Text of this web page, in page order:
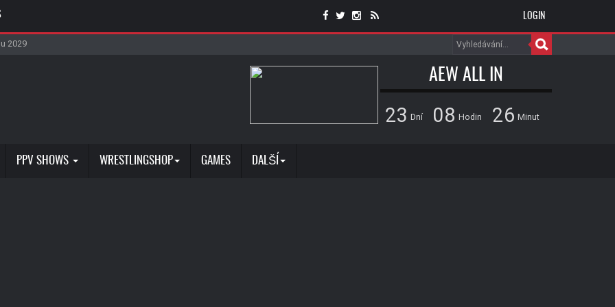
LOGIN
zápas na SummerSlamu
příchod nového charakteru
krev Royce Keyse
Roxanne Perez
2029
AEW ALL IN
23 Dní 08 Hodin 26 Minut
PPV SHOWS WRESTLINGSHOP GAMES DALŠÍ